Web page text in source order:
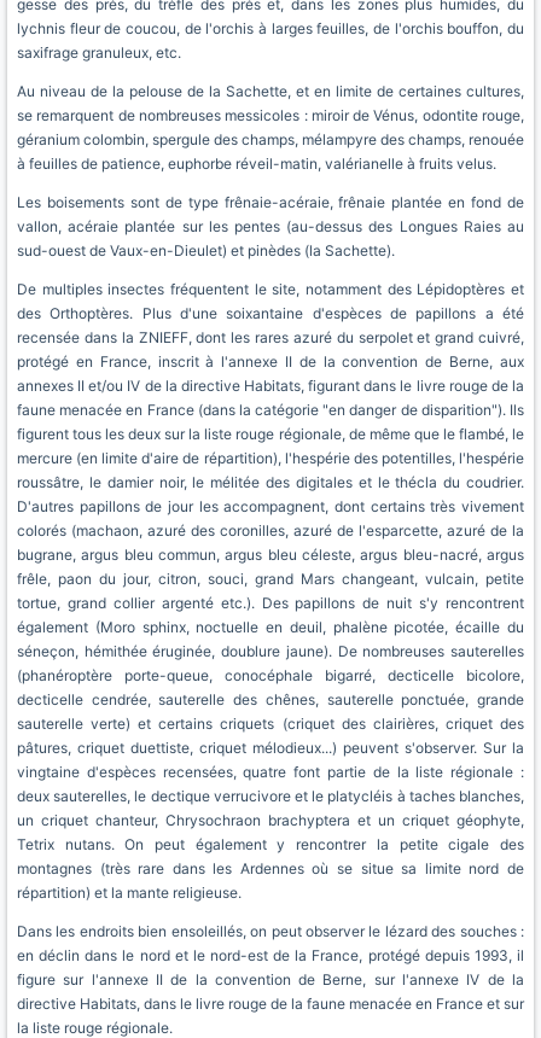
gesse des prés, du trèfle des prés et, dans les zones plus humides, du
lychnis fleur de coucou, de l'orchis à larges feuilles, de l'orchis bouffon, du
saxifrage granuleux, etc.
Au niveau de la pelouse de la Sachette, et en limite de certaines cultures,
se remarquent de nombreuses messicoles : miroir de Vénus, odontite rouge,
géranium colombin, spergule des champs, mélampyre des champs, renouée
à feuilles de patience, euphorbe réveil-matin, valérianelle à fruits velus.
Les boisements sont de type frênaie-acéraie, frênaie plantée en fond de
vallon, acéraie plantée sur les pentes (au-dessus des Longues Raies au
sud-ouest de Vaux-en-Dieulet) et pinèdes (la Sachette).
De multiples insectes fréquentent le site, notamment des Lépidoptères et
des Orthoptères. Plus d'une soixantaine d'espèces de papillons a été
recensée dans la ZNIEFF, dont les rares azuré du serpolet et grand cuivré,
protégé en France, inscrit à l'annexe II de la convention de Berne, aux
annexes II et/ou IV de la directive Habitats, figurant dans le livre rouge de la
faune menacée en France (dans la catégorie "en danger de disparition"). Ils
figurent tous les deux sur la liste rouge régionale, de même que le flambé, le
mercure (en limite d'aire de répartition), l'hespérie des potentilles, l'hespérie
roussâtre, le damier noir, le mélitée des digitales et le thécla du coudrier.
D'autres papillons de jour les accompagnent, dont certains très vivement
colorés (machaon, azuré des coronilles, azuré de l'esparcette, azuré de la
bugrane, argus bleu commun, argus bleu céleste, argus bleu-nacré, argus
frêle, paon du jour, citron, souci, grand Mars changeant, vulcain, petite
tortue, grand collier argenté etc.). Des papillons de nuit s'y rencontrent
également (Moro sphinx, noctuelle en deuil, phalène picotée, écaille du
séneçon, hémithée éruginée, doublure jaune). De nombreuses sauterelles
(phanéroptère porte-queue, conocéphale bigarré, decticelle bicolore,
decticelle cendrée, sauterelle des chênes, sauterelle ponctuée, grande
sauterelle verte) et certains criquets (criquet des clairières, criquet des
pâtures, criquet duettiste, criquet mélodieux...) peuvent s'observer. Sur la
vingtaine d'espèces recensées, quatre font partie de la liste régionale :
deux sauterelles, le dectique verrucivore et le platycléis à taches blanches,
un criquet chanteur, Chrysochraon brachyptera et un criquet géophyte,
Tetrix nutans. On peut également y rencontrer la petite cigale des
montagnes (très rare dans les Ardennes où se situe sa limite nord de
répartition) et la mante religieuse.
Dans les endroits bien ensoleillés, on peut observer le lézard des souches :
en déclin dans le nord et le nord-est de la France, protégé depuis 1993, il
figure sur l'annexe II de la convention de Berne, sur l'annexe IV de la
directive Habitats, dans le livre rouge de la faune menacée en France et sur
la liste rouge régionale.